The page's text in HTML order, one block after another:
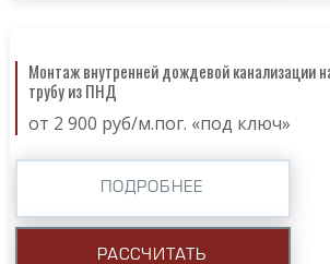
Монтаж внутренней дождевой канализации
трубу из ПНД
от 2 900 руб/м.пог. «под ключ»
ПОДРОБНЕЕ
РАССЧИТАТЬ